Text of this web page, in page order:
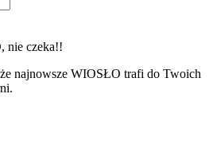
nie czeka!!
najnowsze WIOSŁO trafi do Twoich